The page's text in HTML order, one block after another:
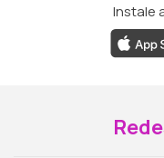
Instale